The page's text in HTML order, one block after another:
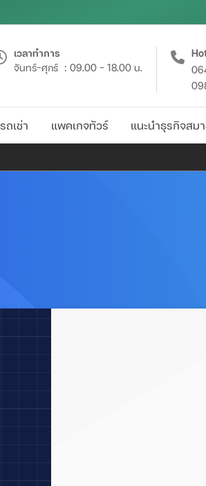
เวลาทำการ
จันทร์-ศุกร์ : 09.00 - 18.00 น.
รถเช่า แพคเกจทัวร์ แนะนำธุรกิจสม